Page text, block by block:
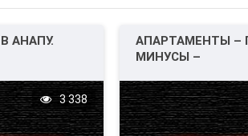
АНАПУ.
3 338
АПАРТАМЕНТЫ –
МИНУСЫ –